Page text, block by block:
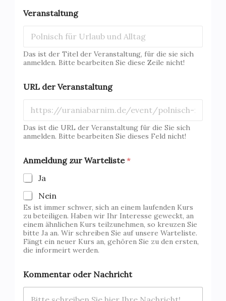
u
e
r
Veranstaltung
Das ist der Titel der Veranstaltung, für die sie sich
anmelden. Bitte bearbeiten Sie diese Zeile nicht!
URL der Veranstaltung
Das ist die URL der Veranstaltung für die Sie sich
anmelden. Bitte bearbeiten Sie dieses Feld nicht!
Anmeldung zur Warteliste*
Ja
Nein
Es ist immer schwer, sich an einem laufenden Kurs
zu beteiligen. Haben wir Ihr Interesse geweckt, an
einem ähnlichen Kurs teilzunehmen, so kreuzen Sie
bitte Ja an. Wir schreiben Sie auf unsere Warteliste.
Fängt ein neuer Kurs an, gehören Sie zu den ersten,
die informeirt werden.
Kommentar oder Nachricht